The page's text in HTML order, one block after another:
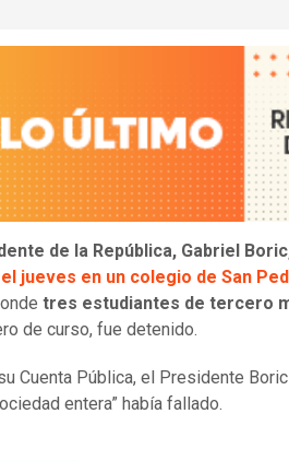
de la República, Gabriel
jueves en un colegio de San
tres estudiantes de tercero
de curso, fue detenido.
Cuenta Pública, el Presidente
entera” había fallado.